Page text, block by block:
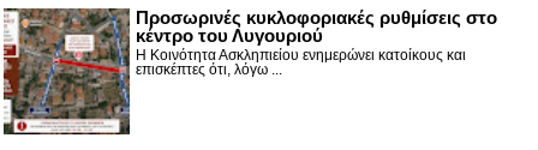
Προσωρινές κυκλοφοριακές ρυθμίσεις στο
κέντρο του Λυγουριού
Η Κοινότητα Ασκληπιείου ενημερώνει κατοίκους και
επισκέπτες ότι, λόγω ...